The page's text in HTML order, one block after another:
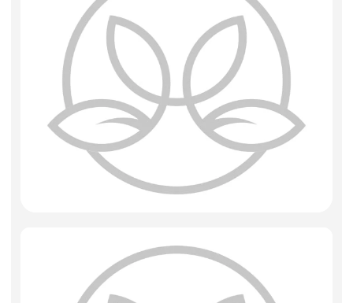
Свечи для торта
Игрушки мягкие
Сухоцветы